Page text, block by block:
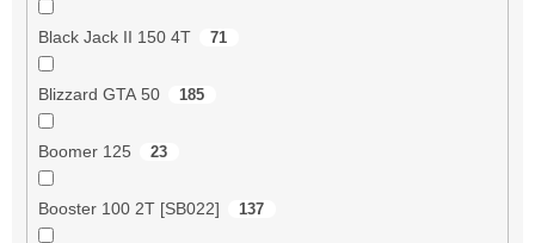
Black Jack II 150 4T 71
Blizzard GTA 50 185
Boomer 125 23
Booster 100 2T [SB022] 137